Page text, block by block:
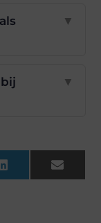
▼
▼
LinkedInEmail